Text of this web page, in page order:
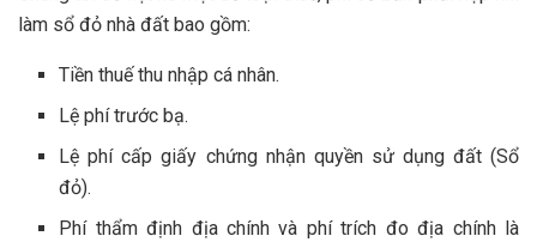
làm sổ đỏ nhà đất bao gồm:
Tiền thuế thu nhập cá nhân.
Lệ phí trước bạ.
Lệ phí cấp giấy chứng nhận quyền sử dụng đất (Sổ
đỏ).
Phí thẩm định địa chính và phí trích đo địa chính là